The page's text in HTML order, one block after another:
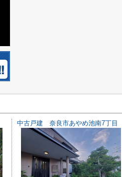
中古戸建 奈良市あやめ池南7丁目